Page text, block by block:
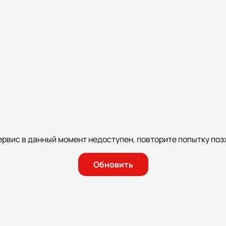
в данный момент недоступен, повторите попытку
Обновить